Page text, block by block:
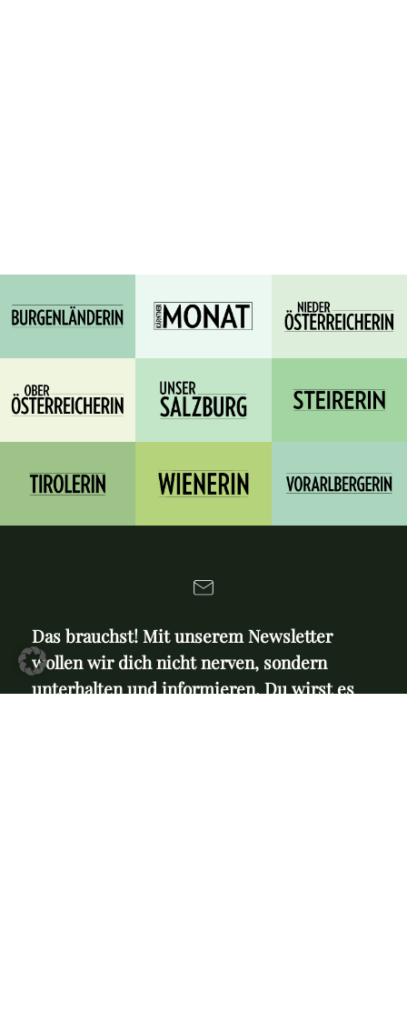
Das brauchst! Mit unserem Newsletter
wollen wir dich nicht nerven, sondern
unterhalten und informieren. Du wirst es